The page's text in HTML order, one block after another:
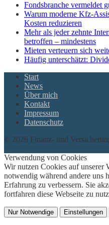
Fondsbranche vermeldet
Warum moderne Kfz-
Kosten reduzieren
Mehr als jeder zehnte
betroffen – mindestens
Mieten verteuern sich
Häufig unterschätzt:
Start
News
Über mich
Kontakt
Impressum
Datenschutz
© 2026 Finanz- und
Verwendung von Cookies
Wir nutzen Cookies auf unserer
notwendig während andere uns
Erfahrung zu verbessern. Sie
fortfahren diese Webseite zu
Nur Notwendige Einstellungen